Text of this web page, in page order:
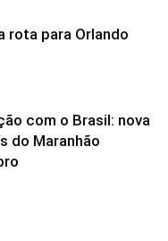
rota para Orlando
com o Brasil: nova
do Maranhão